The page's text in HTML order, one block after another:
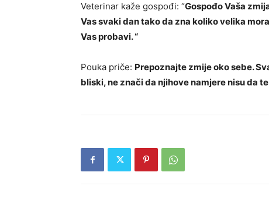
Veterinar kaže gospođi: “Gospođo Vaša
Vas svaki dan tako da zna koliko velika
Vas probavi. “
Pouka priče: Prepoznajte zmije oko sebe.
bliski, ne znači da njihove namjere nisu da